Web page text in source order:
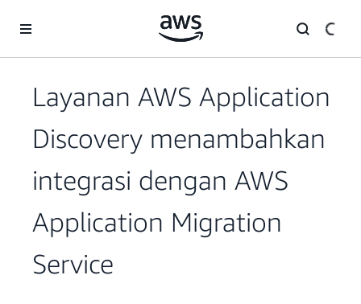
Layanan AWS Application
Discovery menambahkan
integrasi dengan AWS
Application Migration
Service